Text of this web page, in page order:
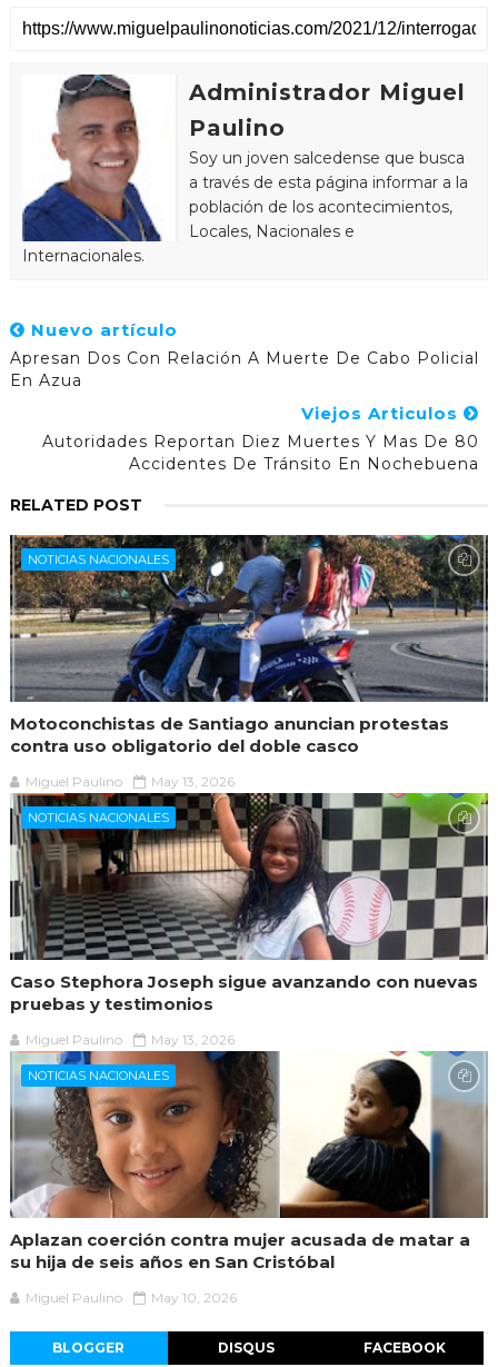
Administrador Miguel
Paulino
Soy un joven salcedense que busca
a través de esta página informar a la
población de los acontecimientos,
Locales, Nacionales e
Internacionales.
Nuevo artículo
Apresan Dos Con Relación A Muerte De Cabo Policial
En Azua
Viejos Articulos
Autoridades Reportan Diez Muertes Y Mas De 80
Accidentes De Tránsito En Nochebuena
RELATED POST
NOTICIAS NACIONALES
Motoconchistas de Santiago anuncian protestas
contra uso obligatorio del doble casco
Miguel Paulino May 13, 2026
NOTICIAS NACIONALES
Caso Stephora Joseph sigue avanzando con nuevas
pruebas y testimonios
Miguel Paulino May 13, 2026
NOTICIAS NACIONALES
Aplazan coerción contra mujer acusada de matar a
su hija de seis años en San Cristóbal
Miguel Paulino May 10, 2026
BLOGGER DISQUS FACEBOOK